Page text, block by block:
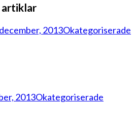
artiklar
2013Okategoriserade
2013Okategoriserade